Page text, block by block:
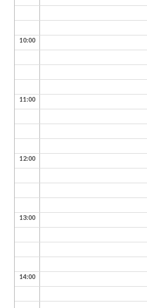
10:00
11:00
12:00
13:00
14:00